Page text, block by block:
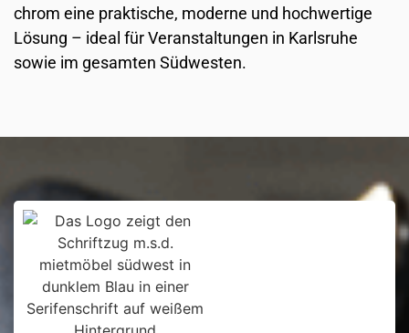
chrom eine praktische, moderne und hochwertige
Lösung – ideal für Veranstaltungen in Karlsruhe
sowie im gesamten Südwesten.